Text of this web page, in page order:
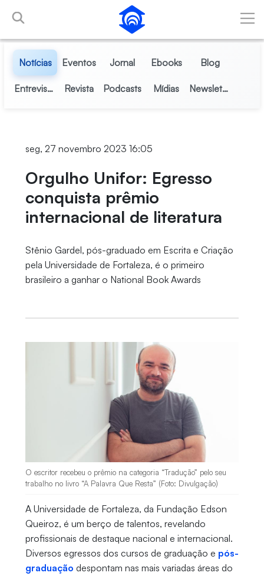
Pular para o Conteúdo principal
Notícias Eventos Jornal Ebooks Blog
Entrevistas Revista Podcasts Mídias Newsletter
seg, 27 novembro 2023 16:05
Orgulho Unifor: Egresso
conquista prêmio
internacional de literatura
Stênio Gardel, pós-graduado em Escrita e Criação
pela Universidade de Fortaleza, é o primeiro
brasileiro a ganhar o National Book Awards
O escritor recebeu o prêmio na categoria “Tradução” pelo seu
trabalho no livro “A Palavra Que Resta” (Foto: Divulgação)
A Universidade de Fortaleza, da Fundação Edson
Queiroz, é um berço de talentos, revelando
profissionais de destaque nacional e internacional.
Diversos egressos dos cursos de graduação e pós-
graduação despontam nas mais variadas áreas do